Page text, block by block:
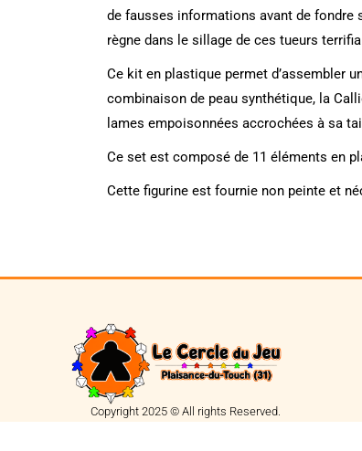
de fausses informations avant de fondre
règne dans le sillage de ces tueurs
Ce kit en plastique permet d’assembler
combinaison de peau synthétique, la
lames empoisonnées accrochées à sa
Ce set est composé de 11 éléments en
Cette figurine est fournie non peinte et
Copyright 2025 © All rights Reserved.